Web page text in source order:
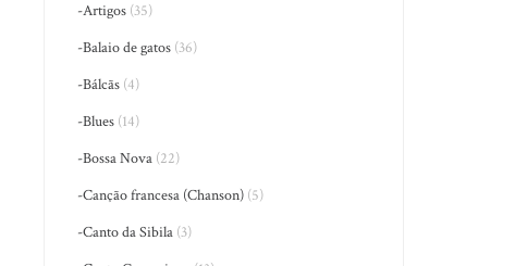
-Artigos (35)
-Balaio de gatos (36)
-Bálcãs (4)
-Blues (14)
-Bossa Nova (22)
-Canção francesa (Chanson) (5)
-Canto da Sibila (3)